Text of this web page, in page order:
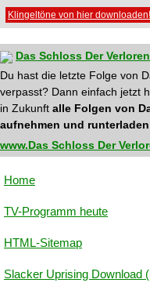
Klingeltöne von hier downloaden!
Das Schloss Der
Du hast die letzte Folge von
verpasst? Dann einfach jetzt
in Zukunft alle Folgen von
aufnehmen und runterladen
www.Das Schloss Der
Home
TV-Programm heute
HTML-Sitemap
Slacker Uprising Download